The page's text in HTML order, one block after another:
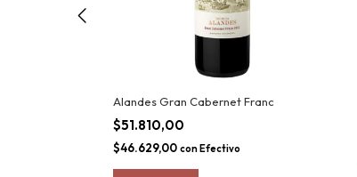
Alandes Gran Cabernet Franc
$51.810,00
$46.629,00 conEfectivo